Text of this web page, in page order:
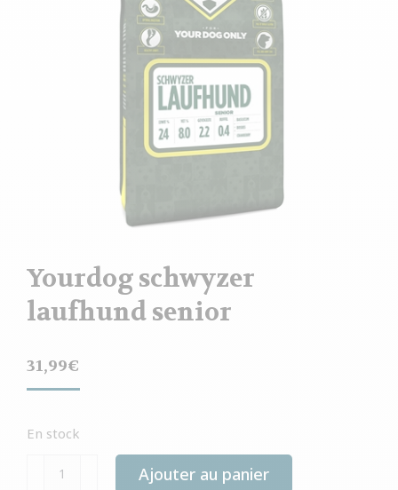
Yourdog schwyzer
laufhund senior
31,99€
En stock
quantité
Ajouter au panier